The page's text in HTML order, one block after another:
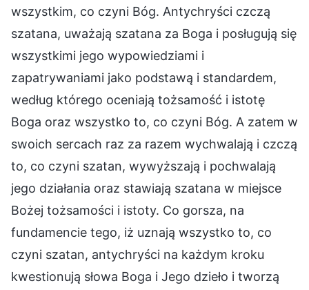
wszystkim, co czyni Bóg. Antychryści czczą
szatana, uważają szatana za Boga i posługują się
wszystkimi jego wypowiedziami i
zapatrywaniami jako podstawą i standardem,
według którego oceniają tożsamość i istotę
Boga oraz wszystko to, co czyni Bóg. A zatem w
swoich sercach raz za razem wychwalają i czczą
to, co czyni szatan, wywyższają i pochwalają
jego działania oraz stawiają szatana w miejsce
Bożej tożsamości i istoty. Co gorsza, na
fundamencie tego, iż uznają wszystko to, co
czyni szatan, antychryści na każdym kroku
kwestionują słowa Boga i Jego dzieło i tworzą